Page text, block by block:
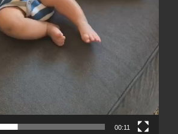
00:11